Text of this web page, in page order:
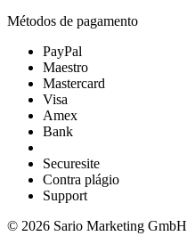
Métodos de pagamento
PayPal
Maestro
Mastercard
Visa
Amex
Bank
Securesite
Contra plágio
Support
© 2026 Sario Marketing GmbH